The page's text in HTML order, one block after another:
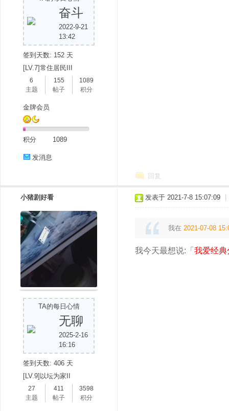
奋斗
2022-9-21
13:42
签到天数: 152 天
[LV.7]常住居民III
6
主题
155
帖子
1089
积分
金牌会员
积分 1089
发消息
回复
小猪剧好看
TA的每日心情
无聊
2025-2-16
16:16
签到天数: 406 天
[LV.9]以坛为家II
27
主题
411
帖子
3598
积分
发表于 2021-7-8 15:07:09
我在 2021-07-08
我今天最想说:「 我爱经典